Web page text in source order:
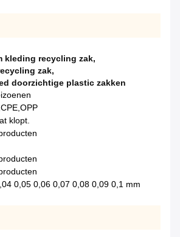
kleding recycling zak,
zak,
doorzichtige plastic zakken
klopt.
0,05 0,06 0,07 0,08 0,09 0,1 mm